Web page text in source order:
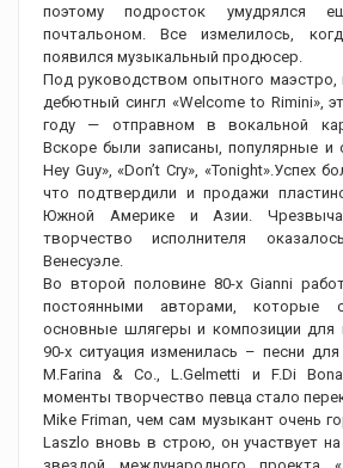
поэтому подросток умудрялся
почтальоном. Все измелилось,
появился музыкальный продюсер.
Под руководством опытного маэстро,
дебютный сингл «Welcome to Rimini»,
году — отправном в вокальной
Вскоре были записаны, популярные и
Hey Guy», «Don’t Cry», «Tonight».Успех
что подтвердили и продажи
Южной Америке и Азии.
творчество исполнителя
Венесуэле.
Во второй половине 80-х Gianni
постоянными авторами, которые
основные шлягеры и композиции для
90-х ситуация изменилась – песни
M.Farina & Co., L.Gelmetti и F.Di
моменты творчество певца стало
Mike Friman, чем сам музыкант очень
Laszlo вновь в строю, он участвует на